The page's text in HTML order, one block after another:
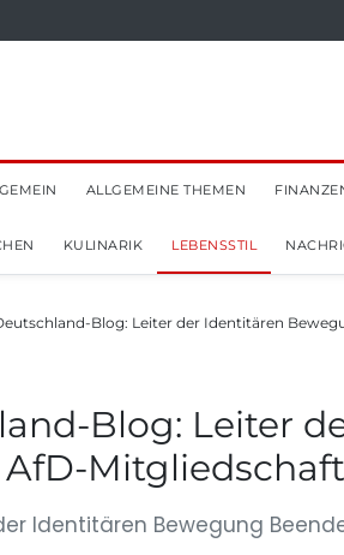
ALLGEMEINE THEMEN
KULINARIK LEBENSSTIL
Blog: Leiter der Identitären
Blog: Leiter
Mitgliedschaft
der Identitären Bewegung